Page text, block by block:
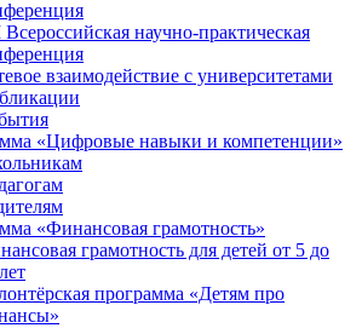
научно-практическая
взаимодействие с университетами
«Цифровые навыки и компетенции»
«Финансовая грамотность»
грамотность для детей от 5 до
программа «Детям про